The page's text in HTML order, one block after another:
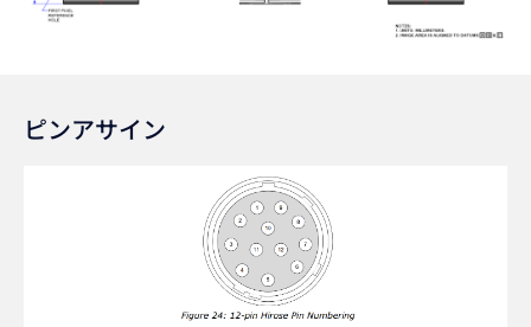
ピンアサイン